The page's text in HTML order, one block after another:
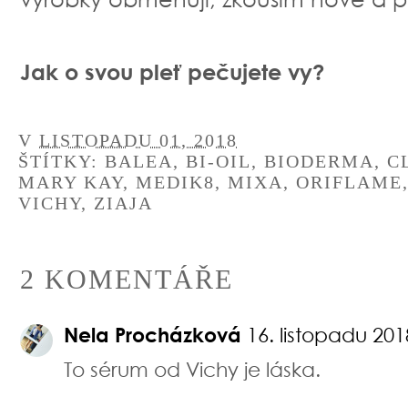
Jak o svou pleť pečujete vy?
V LISTOPADU 01, 2018
ŠTÍTKY: BALEA, BI-OIL, BIODERMA,
MARY KAY, MEDIK8, MIXA, ORIFLAME
VICHY, ZIAJA
2 KOMENTÁŘE
Nela Procházková 16. listopadu
To sérum od Vichy je láska.